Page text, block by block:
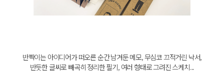
반짝이는 아이디어가 떠오른 순간 남겨둔 메모, 무심코 끄적거린 낙서,
반듯한 글씨로 빼곡히 정리한 필기, 여러 형태로 그려진 스케치...